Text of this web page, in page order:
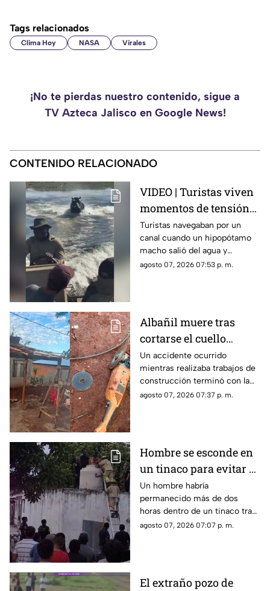
Tags relacionados
Clima Hoy NASA Virales
¡No te pierdas nuestro contenido, sigue a
TV Azteca Jalisco en Google News!
CONTENIDO RELACIONADO
VIDEO | Turistas viven
momentos de tensión
al escapar de un
hipopótamo en un río
de Botsuana
Turistas navegaban por un
canal cuando un hipopótamo
macho salió del agua y
comenzó a seguir la
agosto 07, 2026 07:53 p. m.
Albañil muere tras
cortarse el cuello
accidentalmente con
herramienta eléctrica
Un accidente ocurrido
mientras realizaba trabajos de
construcción terminó con la
vida de un albañil, luego de
agosto 07, 2026 07:37 p. m.
Hombre se esconde en
un tinaco para evitar al
esposo de su amante y
termina atrapado
Un hombre habría
permanecido más de dos
horas dentro de un tinaco tras
intentar ocultarse en una
agosto 07, 2026 07:07 p. m.
El extraño pozo de